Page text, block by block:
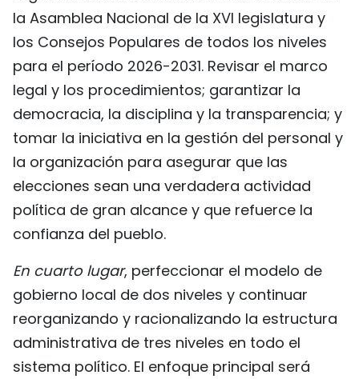
la Asamblea Nacional de la XVI legislatura y
los Consejos Populares de todos los niveles
para el período 2026-2031. Revisar el marco
legal y los procedimientos; garantizar la
democracia, la disciplina y la transparencia; y
tomar la iniciativa en la gestión del personal y
la organización para asegurar que las
elecciones sean una verdadera actividad
política de gran alcance y que refuerce la
confianza del pueblo.
En cuarto lugar, perfeccionar el modelo de
gobierno local de dos niveles y continuar
reorganizando y racionalizando la estructura
administrativa de tres niveles en todo el
sistema político. El enfoque principal será